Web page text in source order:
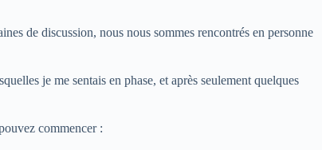
de discussion, nous nous sommes rencontrés en personne
je me sentais en phase, et après seulement quelques
commencer :